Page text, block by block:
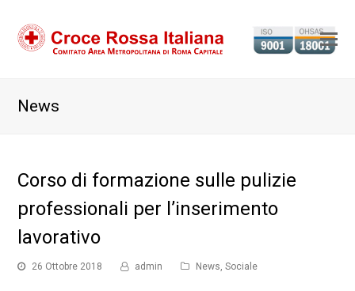
News
Corso di formazione sulle pulizie
professionali per l’inserimento
lavorativo
26 Ottobre 2018 admin News, Sociale